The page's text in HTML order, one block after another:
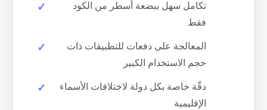
تكامل سهل ببضعة أسطر من الكود
فقط
المعالجة على دفعات للتطبيقات ذات
حجم الاستخدام الكبير
دقّة خاصة بكل دولة لاختلافات الأسماء
الإقليمية